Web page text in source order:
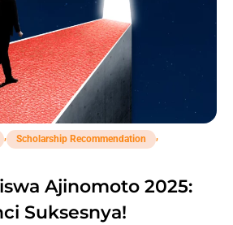
, Scholarship Recommendation
,
Ajinomoto 2025:
Suksesnya!